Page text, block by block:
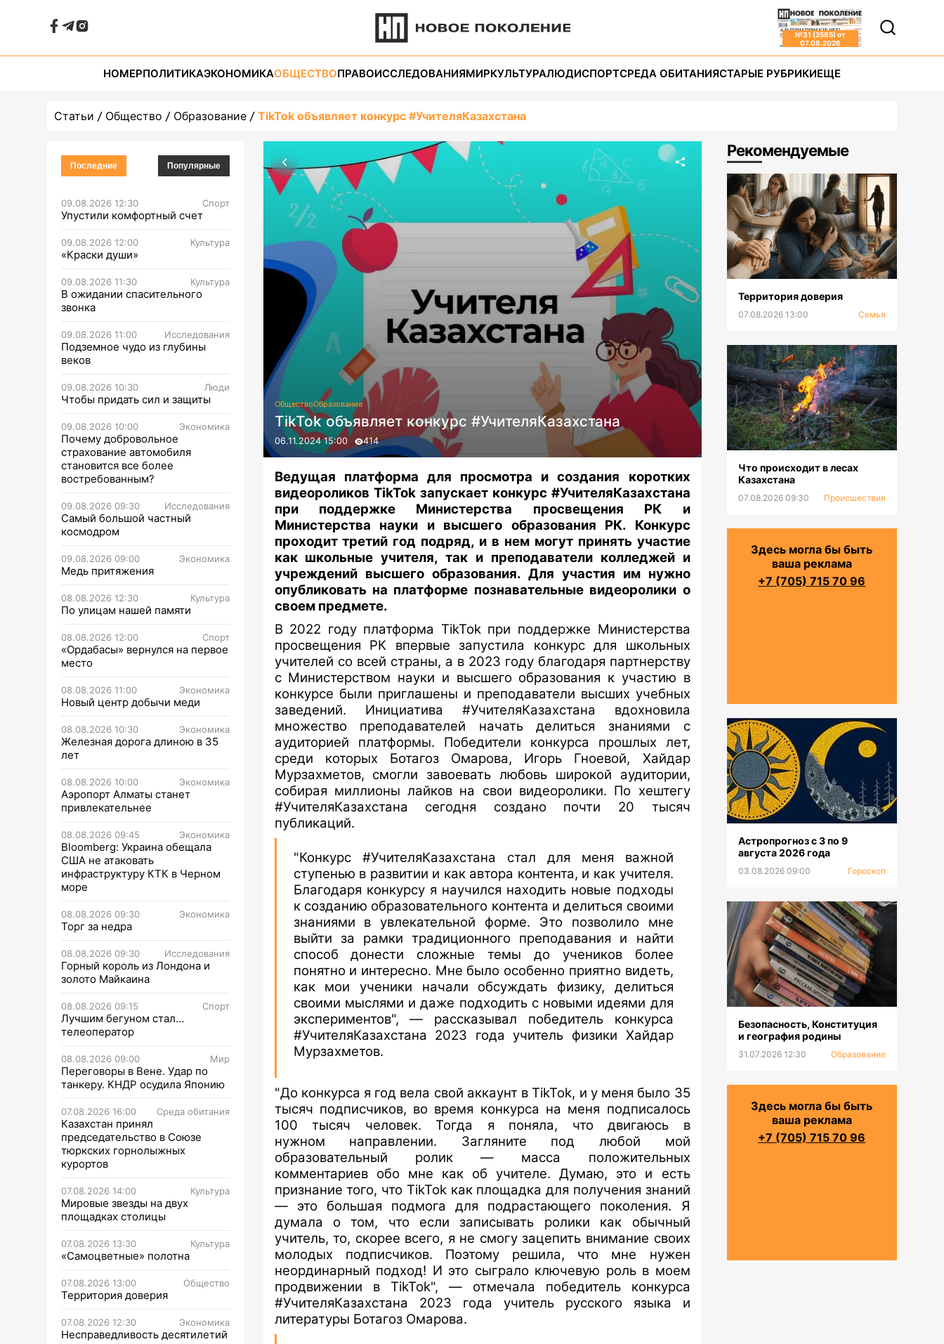
№31 (2585) от
07.08.2026
НОМЕРПОЛИТИКАЭКОНОМИКАОБЩЕСТВОПРАВОИССЛЕДОВАНИЯМИРКУЛЬТУРАЛЮДИСПОРТСРЕДА ОБИТАНИЯСТАРЫЕ РУБРИКИЕЩЕ
Статьи Общество Образование TikTok объявляет конкурс #УчителяКазахстана
Последние Популярные
09.08.2026 12:30 Спорт
Упустили комфортный счет
09.08.2026 12:00 Культура
«Краски души»
09.08.2026 11:30 Культура
В ожидании спасительного
звонка
09.08.2026 11:00 Исследования
Подземное чудо из глубины
веков
09.08.2026 10:30 Люди
Чтобы придать сил и защиты
09.08.2026 10:00 Экономика
Почему добровольное
страхование автомобиля
становится все более
востребованным?
09.08.2026 09:30 Исследования
Самый большой частный
космодром
09.08.2026 09:00 Экономика
Медь притяжения
08.08.2026 12:30 Культура
По улицам нашей памяти
08.08.2026 12:00 Спорт
«Ордабасы» вернулся на первое
место
08.08.2026 11:00 Экономика
Новый центр добычи меди
08.08.2026 10:30 Экономика
Железная дорога длиною в 35
лет
08.08.2026 10:00 Экономика
Аэропорт Алматы станет
привлекательнее
08.08.2026 09:45 Экономика
Bloomberg: Украина обещала
США не атаковать
инфраструктуру КТК в Черном
море
08.08.2026 09:30 Экономика
Торг за недра
08.08.2026 09:30 Исследования
Горный король из Лондона и
золото Майкаина
08.08.2026 09:15 Спорт
Лучшим бегуном стал…
телеоператор
08.08.2026 09:00 Мир
Переговоры в Вене. Удар по
танкеру. КНДР осудила Японию
07.08.2026 16:00 Среда обитания
Казахстан принял
председательство в Союзе
тюркских горнолыжных
курортов
07.08.2026 14:00 Культура
Мировые звезды на двух
площадках столицы
07.08.2026 13:30 Культура
«Самоцветные» полотна
07.08.2026 13:00 Общество
Территория доверия
07.08.2026 12:30 Экономика
Несправедливость десятилетий
ОбществоОбразование
TikTok объявляет конкурс #УчителяКазахстана
06.11.2024 15:00 414
Ведущая платформа для просмотра и создания коротких
видеороликов TikTok запускает конкурс #УчителяКазахстана
при поддержке Министерства просвещения РК и
Министерства науки и высшего образования РК. Конкурс
проходит третий год подряд, и в нем могут принять участие
как школьные учителя, так и преподаватели колледжей и
учреждений высшего образования. Для участия им нужно
опубликовать на платформе познавательные видеоролики о
своем предмете.
В 2022 году платформа TikTok при поддержке Министерства
просвещения РК впервые запустила конкурс для школьных
учителей со всей страны, а в 2023 году благодаря партнерству
с Министерством науки и высшего образования к участию в
конкурсе были приглашены и преподаватели высших учебных
заведений. Инициатива #УчителяКазахстана вдохновила
множество преподавателей начать делиться знаниями с
аудиторией платформы. Победители конкурса прошлых лет,
среди которых Ботагоз Омарова, Игорь Гноевой, Хайдар
Мурзахметов, смогли завоевать любовь широкой аудитории,
собирая миллионы лайков на свои видеоролики. По хештегу
#УчителяКазахстана сегодня создано почти 20 тысяч
публикаций.
"Конкурс #УчителяКазахстана стал для меня важной
ступенью в развитии и как автора контента, и как учителя.
Благодаря конкурсу я научился находить новые подходы
к созданию образовательного контента и делиться своими
знаниями в увлекательной форме. Это позволило мне
выйти за рамки традиционного преподавания и найти
способ донести сложные темы до учеников более
понятно и интересно. Мне было особенно приятно видеть,
как мои ученики начали обсуждать физику, делиться
своими мыслями и даже подходить с новыми идеями для
экспериментов", — рассказывал победитель конкурса
#УчителяКазахстана 2023 года учитель физики Хайдар
Мурзахметов.
"До конкурса я год вела свой аккаунт в TikTok, и у меня было 35
тысяч подписчиков, во время конкурса на меня подписалось
100 тысяч человек. Тогда я поняла, что двигаюсь в
нужном направлении. Загляните под любой мой
образовательный ролик — масса положительных
комментариев обо мне как об учителе. Думаю, это и есть
признание того, что TikTok как площадка для получения знаний
— это большая подмога для подрастающего поколения. Я
думала о том, что если записывать ролики как обычный
учитель, то, скорее всего, я не смогу зацепить внимание своих
молодых подписчиков. Поэтому решила, что мне нужен
неординарный подход! И это сыграло ключевую роль в моем
продвижении в TikTok", — отмечала победитель конкурса
#УчителяКазахстана 2023 года учитель русского языка и
литературы Ботагоз Омарова.
Рекомендуемые
Территория доверия
07.08.2026 13:00 Семья
Что происходит в лесах
Казахстана
07.08.2026 09:30 Происшествия
Здесь могла бы быть
ваша реклама
+7 (705) 715 70 96
Астропрогноз с 3 по 9
августа 2026 года
03.08.2026 09:00 Гороскоп
Безопасность, Конституция
и география родины
31.07.2026 12:30 Образование
Здесь могла бы быть
ваша реклама
+7 (705) 715 70 96